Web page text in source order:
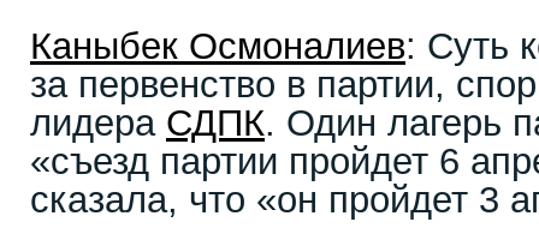
Каныбек Осмоналиев: Суть
за первенство в партии,
лидера СДПК. Один лагерь
«съезд партии пройдет 6
сказала, что «он пройдет 3